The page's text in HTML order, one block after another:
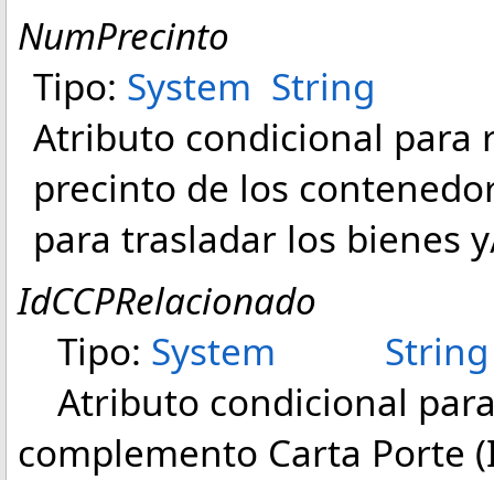
NumPrecinto
Tipo: System String
Atributo condicional para
precinto de los
para trasladar los bienes
IdCCPRelacionado
Tipo: System
String
Atributo condicional
complemento Carta Porte